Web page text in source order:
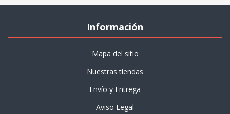
Información
Mapa del sitio
Nuestras tiendas
Envío y Entrega
Aviso Legal